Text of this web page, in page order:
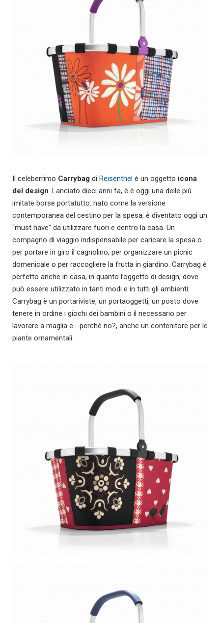
Il celeberrimo Carrybag di Reisenthel è un oggetto icona
del design. Lanciato dieci anni fa, è è oggi una delle più
imitate borse portatutto: nato come la versione
contemporanea del cestino per la spesa, è diventato oggi un
“must have” da utilizzare fuori e dentro la casa. Un
compagno di viaggio indispensabile per caricare la spesa o
per portare in giro il cagnolino, per organizzare un picnic
domenicale o per raccogliere la frutta in giardino. Carrybag è
perfetto anche in casa, in quanto l’oggetto di design, dove
può essere utilizzato in tanti modi e in tutti gli ambienti:
Carrybag è un portariviste, un portaoggetti, un posto dove
tenere in ordine i giochi dei bambini o il necessario per
lavorare a maglia e… perché no?, anche un contenitore per le
piante ornamentali.